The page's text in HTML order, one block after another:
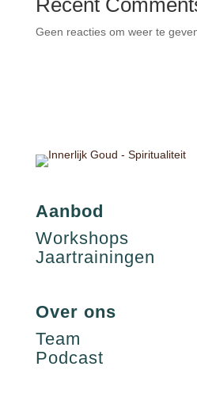
Recent
Geen reacties om weer te
Aanbod
Workshops
Jaartrainingen
Over ons
Team
Podcast